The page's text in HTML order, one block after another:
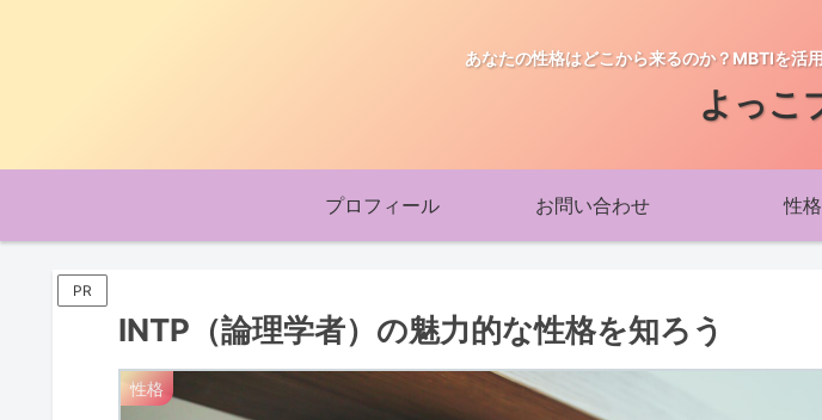
あなたの性格はどこから来るのか？MBTIを活
よっこ
プロフィール お問い合わせ 性格
PR
INTP（論理学者）の魅力的な性格を知ろう
性格